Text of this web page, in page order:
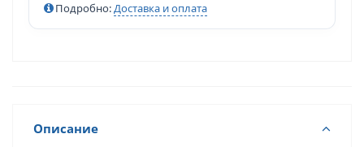
Подробно:Доставка и оплата
Описание